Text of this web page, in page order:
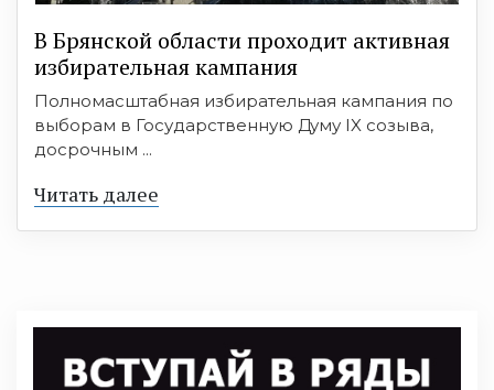
В Брянской области проходит активная
избирательная кампания
Полномасштабная избирательная кампания по
выборам в Государственную Думу IX созыва,
досрочным ...
Читать далее